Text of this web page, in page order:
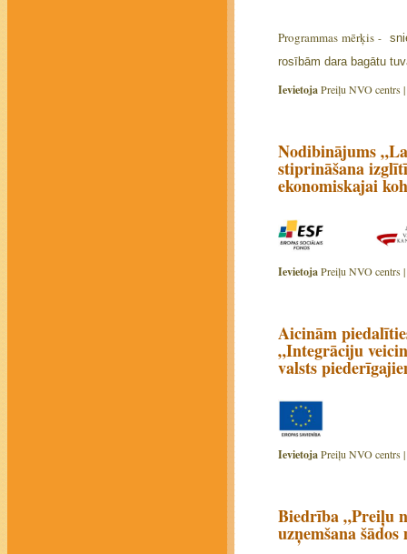
Programmas mērķis-
rosībām dara bagātu
IevietojaPreiļu NVO centrs |
Nodibinājums
stiprināšana
ekonomiskajai
IevietojaPreiļu NVO centrs |
Aicinām
„Integrāciju
valsts
IevietojaPreiļu NVO centrs |
Biedrība „Preiļu
uzņemšana